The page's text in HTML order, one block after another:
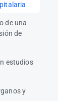
de una
de
estudios
y